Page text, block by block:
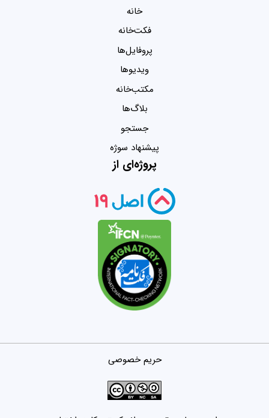
خانه
فکت‌خانه
پروفایل‌ها
ویدیو‌ها
مکتب‌خانه
بلاگ‌ها
جستجو
پیشنهاد سوژه
پروژه‌ای از
حریم خصوصی